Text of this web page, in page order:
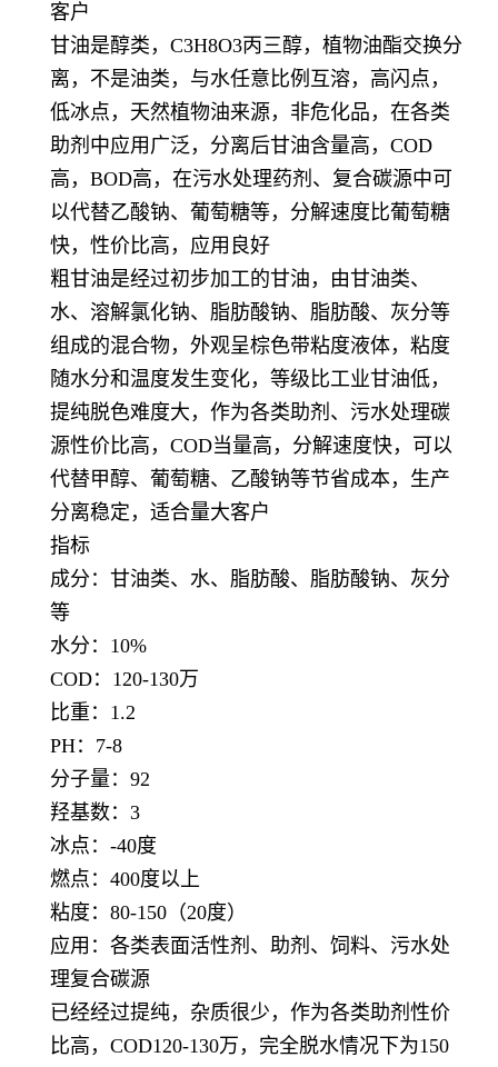
客户
甘油是醇类，C3H8O3丙三醇，植物油酯交换分
离，不是油类，与水任意比例互溶，高闪点，
低冰点，天然植物油来源，非危化品，在各类
助剂中应用广泛，分离后甘油含量高，COD
高，BOD高，在污水处理药剂、复合碳源中可
以代替乙酸钠、葡萄糖等，分解速度比葡萄糖
快，性价比高，应用良好
粗甘油是经过初步加工的甘油，由甘油类、
水、溶解氯化钠、脂肪酸钠、脂肪酸、灰分等
组成的混合物，外观呈棕色带粘度液体，粘度
随水分和温度发生变化，等级比工业甘油低，
提纯脱色难度大，作为各类助剂、污水处理碳
源性价比高，COD当量高，分解速度快，可以
代替甲醇、葡萄糖、乙酸钠等节省成本，生产
分离稳定，适合量大客户
指标
成分：甘油类、水、脂肪酸、脂肪酸钠、灰分
等
水分：10%
COD：120-130万
比重：1.2
PH：7-8
分子量：92
羟基数：3
冰点：-40度
燃点：400度以上
粘度：80-150（20度）
应用：各类表面活性剂、助剂、饲料、污水处
理复合碳源
已经经过提纯，杂质很少，作为各类助剂性价
比高，COD120-130万，完全脱水情况下为150